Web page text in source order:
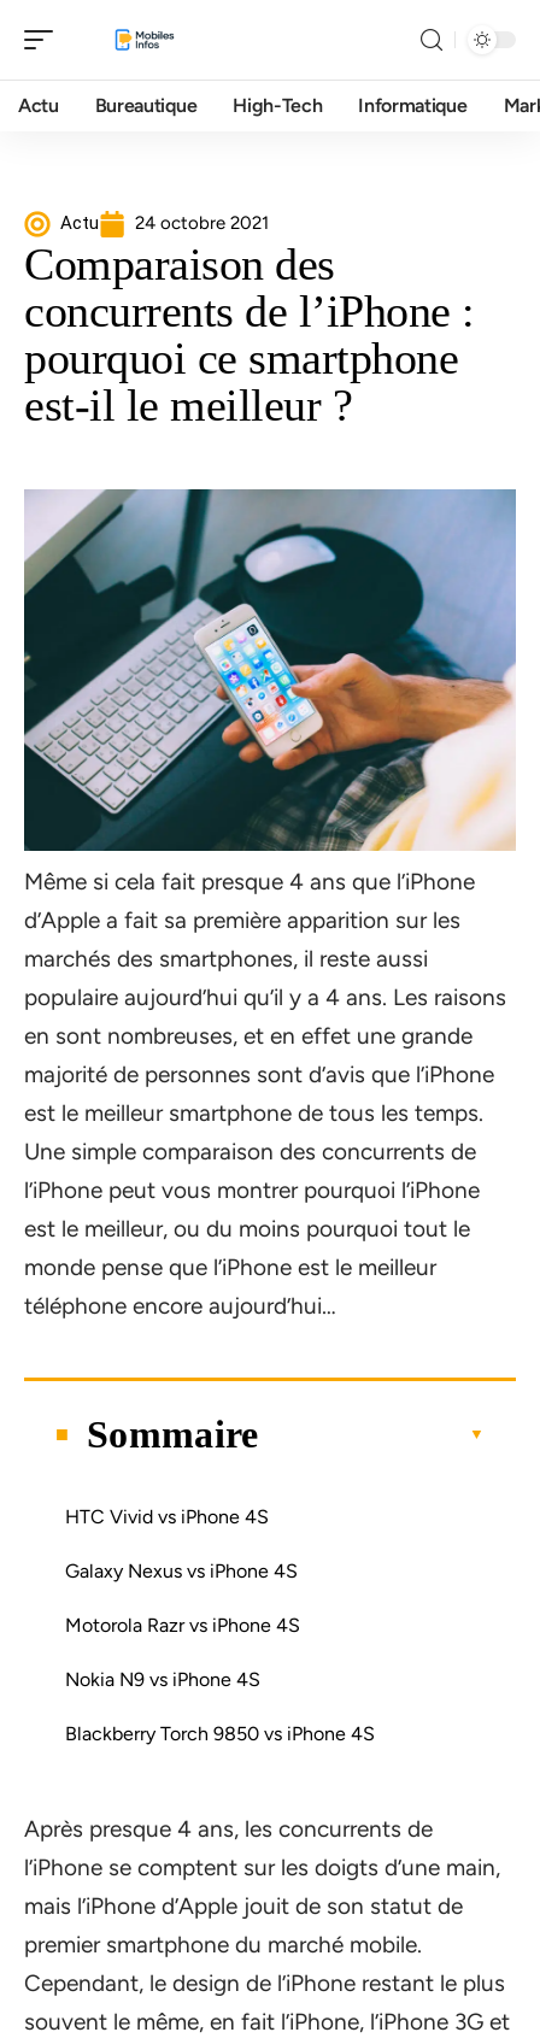
Actu Bureautique High-Tech Informatique
Actu 24 octobre 2021
Comparaison des
concurrents de l’iPhone :
pourquoi ce smartphone
est-il le meilleur ?
Même si cela fait presque 4 ans que l’iPhone
d’Apple a fait sa première apparition sur les
marchés des smartphones, il reste aussi
populaire aujourd’hui qu’il y a 4 ans. Les raisons
en sont nombreuses, et en effet une grande
majorité de personnes sont d’avis que l’iPhone
est le meilleur smartphone de tous les temps.
Une simple comparaison des concurrents de
l’iPhone peut vous montrer pourquoi l’iPhone
est le meilleur, ou du moins pourquoi tout le
monde pense que l’iPhone est le meilleur
téléphone encore aujourd’hui…
Sommaire
HTC Vivid vs iPhone 4S
Galaxy Nexus vs iPhone 4S
Motorola Razr vs iPhone 4S
Nokia N9 vs iPhone 4S
Blackberry Torch 9850 vs iPhone 4S
Après presque 4 ans, les concurrents de
l’iPhone se comptent sur les doigts d’une main,
mais l’iPhone d’Apple jouit de son statut de
premier smartphone du marché mobile.
Cependant, le design de l’iPhone restant le plus
souvent le même, en fait l’iPhone, l’iPhone 3G et